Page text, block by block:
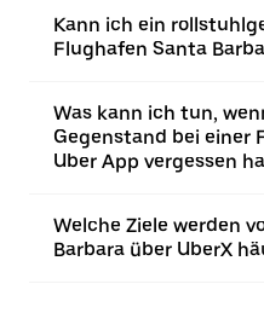
Kann ich ein
Flughafen Santa
Was kann ich tun,
Gegenstand bei einer
Uber App vergessen
Welche Ziele werden
Barbara über UberX